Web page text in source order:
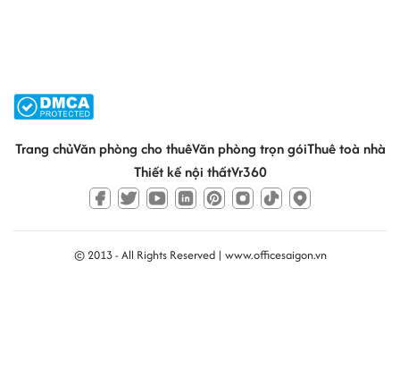
Trang chủVăn phòng cho thuêVăn phòng trọn góiThuê toà nhà
Thiết kế nội thấtVr360
© 2013 - All Rights Reserved | www.officesaigon.vn